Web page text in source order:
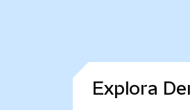
Explora